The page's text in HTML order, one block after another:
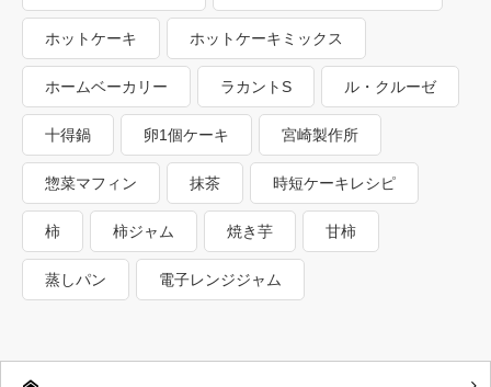
ホットケーキ ホットケーキミックス
ホームベーカリー ラカントS ル・クルーゼ
十得鍋 卵1個ケーキ 宮崎製作所
惣菜マフィン 抹茶 時短ケーキレシピ
柿 柿ジャム 焼き芋 甘柿
蒸しパン 電子レンジジャム